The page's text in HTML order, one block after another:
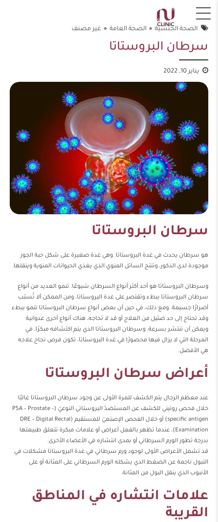
الصحة الجنسية الصحة العامة غير مصنف
سرطان البروستاتا
يناير 10, 2022
سرطان البروستاتا
هو سرطان يحدث في غدة البروستاتا. وهي غدة صغيرة على شكل حبة الجوز
موجودة لدى الذكور، وتنتج السائل المنوي الذي يغذي الحيوانات المنوية وينقلها.
وسرطان البروستاتا هو أحد أكثر أنواع السرطان شيوعًا. تنمو العديد من أنواع
سرطان البروستاتا ببطء وتقتصر على غدة البروستاتا، ومن الممكن ألا تُسبّب
أضرارًا جسيمة. ومع ذلك، في حين أن بعض أنواع سرطان البروستاتا تنمو ببطء
وقد تحتاج إلى حد ضئيل من العلاج أو قد لا تحاجه، هناك أنواع أخرى عدوانية
ويمكن أن تنتشر بسرعة. وسرطان البروستاتا الذي يتم اكتشافه مبكرًا، في
المرحلة التي لا يزال فيها محصورًا في غدة البروستاتا، تكون فرص نجاح علاجه
هي الأفضل.
أعراض سرطان البروستاتا
عند معظم الرجال يتم الكشف للمرة الأولى عن وجود سرطان البروستاتا غالبًا
خلال فحص روتيني للكشف عن المستضدّ البروستاتي النوعيّ (PSA – Prostate –
specific antigen) أو خلال الفحص الإصبَعيّ للمستقيم (DRE – Digital Rectal
Examination)، عندما تظهر بالفعل أعراض أو علامات مبكرة تتعلق طبيعتها
بدرجة تطور الورم السرطاني أو بمدى انتشاره في الأعضاء الأخرى.
قد تشمل الأعراض الأولى لوجود ورم سرطاني في غدة البروستاتا مشكلات في
التبول ناجمة عن الضغط الذي يشكله الورم السرطاني على المثانة أو على
الأنبوب الذي ينقل البول من المثانة.
علامات انتشاره في المناطق
القريبة